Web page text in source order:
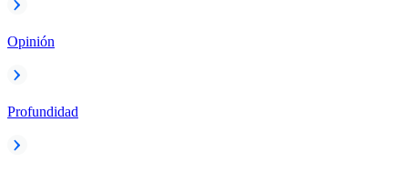
Opinión
Profundidad